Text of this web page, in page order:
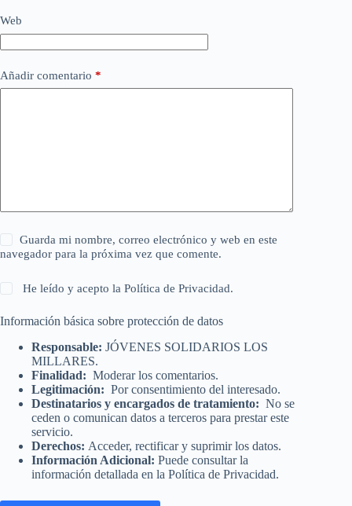
Web
Añadir comentario *
Guarda mi nombre, correo electrónico y web en este
navegador para la próxima vez que comente.
He leído y acepto laPolítica de Privacidad.
Información básica sobre protección de datos
Responsable: JÓVENES SOLIDARIOS LOS
MILLARES.
Finalidad: Moderar los comentarios.
Legitimación: Por consentimiento del interesado.
Destinatarios y encargados de tratamiento: No se
ceden o comunican datos a terceros para prestar este
servicio.
Derechos: Acceder, rectificar y suprimir los datos.
Información Adicional: Puede consultar la
información detallada en la Política de Privacidad.